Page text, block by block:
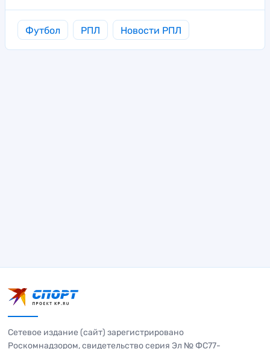
Футбол РПЛ Новости РПЛ
Сетевое издание (сайт) зарегистрировано
Роскомнадзором, свидетельство серия Эл № ФС77-